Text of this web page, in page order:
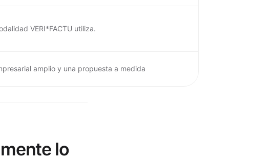
VERI*FACTU utiliza.
amplio y una propuesta a medida
lo